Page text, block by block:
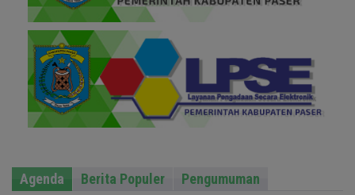
Agenda Berita Populer Pengumuman